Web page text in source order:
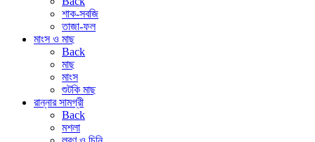
শাক-সবজি
তাজা-ফল
মাংস ও মাছ
Back
মাছ
মাংস
শুটকি মাছ
রান্নার সামগ্রী
Back
মশলা